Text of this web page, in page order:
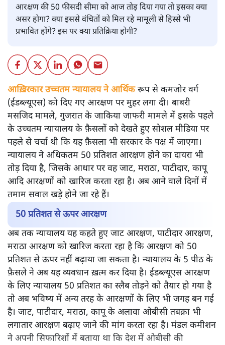
आरक्षण की 50 फीसदी सीमा को आज तोड़ दिया गया तो इसका क्या
असर होगा? क्या इससे वंचितों को मिल रहे मामूली से हिस्से भी
प्रभावित होंगे? इस पर क्या प्रतिक्रिया होगी?
आख़िरकार उच्चतम न्यायालय ने आर्थिक रूप से कमजोर वर्ग
(ईडब्ल्यूएस) को दिए गए आरक्षण पर मुहर लगा दी। बाबरी
मसजिद मामले, गुजरात के जाकिया जाफरी मामले में इसके पहले
के उच्चतम न्यायालय के फ़ैसलों को देखते हुए सोशल मीडिया पर
पहले से चर्चा थी कि यह फ़ैसला भी सरकार के पक्ष में जाएगा।
न्यायालय ने अधिकतम 50 प्रतिशत आरक्षण होने का दायरा भी
तोड़ दिया है, जिसके आधार पर वह जाट, मराठा, पाटीदार, कापू
आदि आरक्षणों को खारिज करता रहा है। अब आने वाले दिनों में
तमाम सवाल खड़े होने जा रहे हैं।
50 प्रतिशत से ऊपर आरक्षण
अब तक न्यायालय यह कहते हुए जाट आरक्षण, पाटीदार आरक्षण,
मराठा आरक्षण को खारिज करता रहा है कि आरक्षण को 50
प्रतिशत से ऊपर नहीं बढ़ाया जा सकता है। न्यायालय के 5 पीठ के
फ़ैसले ने अब यह व्यवधान ख़त्म कर दिया है। ईडब्ल्यूएस आरक्षण
के लिए न्यायालय 50 प्रतिशत का स्लैब तोड़ने को तैयार हो गया है
तो अब भविष्य में अन्य तरह के आरक्षणों के लिए भी जगह बन गई
है। जाट, पाटीदार, मराठा, कापू के अलावा ओबीसी तबक़ा भी
लगातार आरक्षण बढ़ाए जाने की मांग करता रहा है। मंडल कमीशन
ने अपनी सिफारिशों में बताया था कि देश में ओबीसी की